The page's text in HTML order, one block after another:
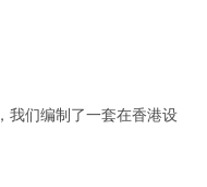
我们编制了一套在香港设